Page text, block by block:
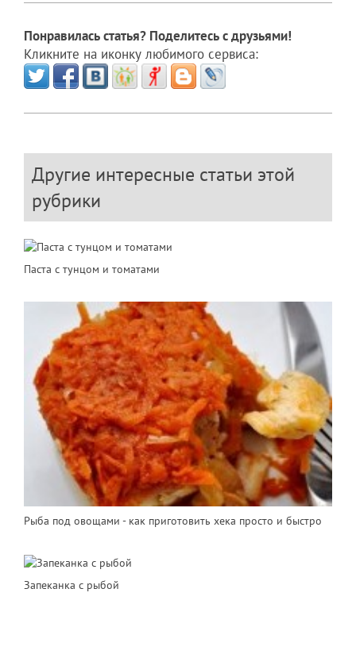
Понравилась статья? Поделитесь с друзьями!
Кликните на иконку любимого сервиса:
Другие интересные статьи этой
рубрики
Паста с тунцом и томатами
Рыба под овощами - как приготовить хека просто и быстро
Запеканка с рыбой